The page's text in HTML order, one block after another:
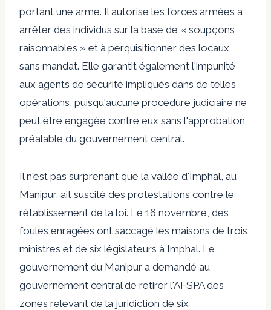
portant une arme. Il autorise les forces armées à
arrêter des individus sur la base de « soupçons
raisonnables » et à perquisitionner des locaux
sans mandat. Elle garantit également l'impunité
aux agents de sécurité impliqués dans de telles
opérations, puisqu'aucune procédure judiciaire ne
peut être engagée contre eux sans l'approbation
préalable du gouvernement central.
Il n'est pas surprenant que la vallée d'Imphal, au
Manipur, ait suscité des protestations contre le
rétablissement de la loi. Le 16 novembre, des
foules enragées ont saccagé les maisons de trois
ministres et de six législateurs à Imphal. Le
gouvernement du Manipur a demandé au
gouvernement central de retirer l'AFSPA des
zones relevant de la juridiction de six